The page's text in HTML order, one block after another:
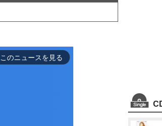
このニュースを見る